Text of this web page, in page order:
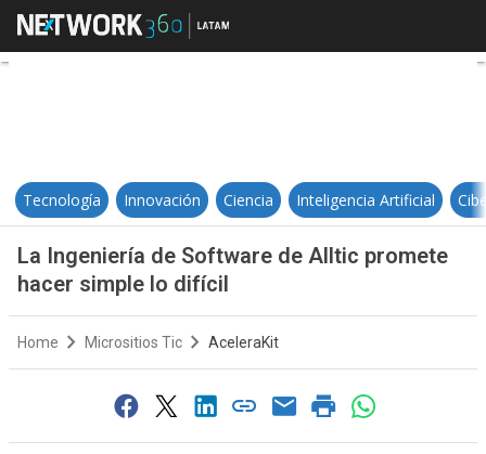
La Ingeniería de Software de
Tecnología Innovación Ciencia Inteligencia Artificial
La Ingeniería de Software de Alltic promete
hacer simple lo difícil
Home Micrositios Tic AceleraKit